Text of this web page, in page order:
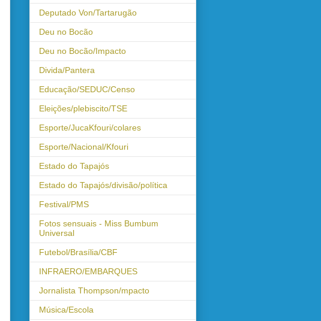
Deputado Von/Tartarugão
Deu no Bocão
Deu no Bocão/Impacto
Divida/Pantera
Educação/SEDUC/Censo
Eleições/plebiscito/TSE
Esporte/JucaKfouri/colares
Esporte/Nacional/Kfouri
Estado do Tapajós
Estado do Tapajós/divisão/política
Festival/PMS
Fotos sensuais - Miss Bumbum
Universal
Futebol/Brasília/CBF
INFRAERO/EMBARQUES
Jornalista Thompson/mpacto
Música/Escola